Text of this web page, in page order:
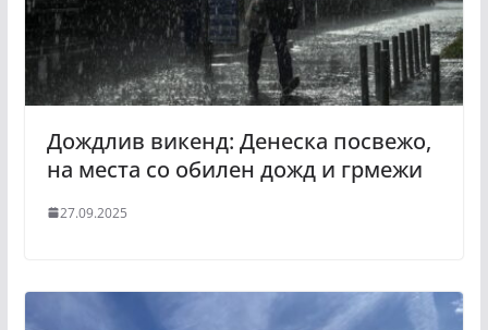
Дождлив викенд: Денеска посвежо,
на места со обилен дожд и грмежи
27.09.2025